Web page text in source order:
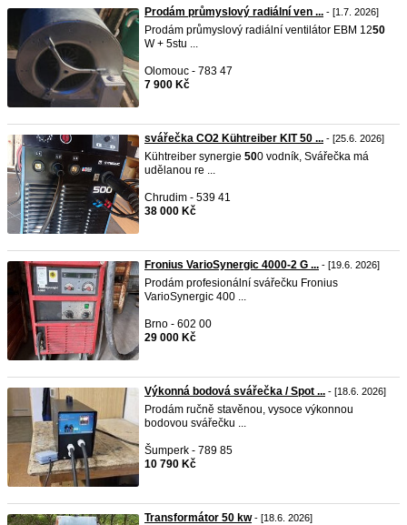
Prodám průmyslový radiální ven ... - [1.7. 2026]
Prodám průmyslový radiální ventilátor EBM 1250
W + 5stu ...
Olomouc - 783 47
7 900 Kč
svářečka CO2 Kühtreiber KIT 50 ... - [25.6. 2026]
Kühtreiber synergie 500 vodník, Svářečka má
udělanou re ...
Chrudim - 539 41
38 000 Kč
Fronius VarioSynergic 4000-2 G ... - [19.6. 2026]
Prodám profesionální svářečku Fronius
VarioSynergic 400 ...
Brno - 602 00
29 000 Kč
Výkonná bodová svářečka / Spot ... - [18.6. 2026]
Prodám ručně stavěnou, vysoce výkonnou
bodovou svářečku ...
Šumperk - 789 85
10 790 Kč
Transformátor 50 kw- [18.6. 2026]